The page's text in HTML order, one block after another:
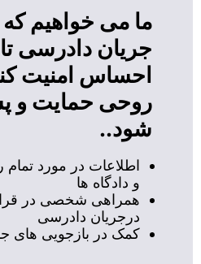
ما می خواهیم
جریان دادرسی
احساس امنیت
روحی حمایت و
شود..
اطلاعات در مورد تمام
و دادگاه ها
همراهی شخصی در
درجریان دادرسی
کمک در بازجویی های